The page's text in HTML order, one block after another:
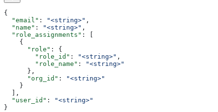
{
  "email"
: "<string>" ,
  "name"
: "<string>" ,
  "role_assignments"
: [
    {
      "role"
: {
        "role_id"
: "<string>" ,
        "role_name"
:
"<string>"
      },
      "org_id"
:
"<string>"
    }
  ],
  "user_id"
:
"<string>"
}